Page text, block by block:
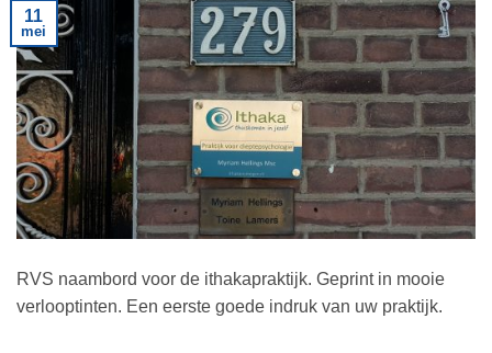
11
mei
RVS naambord voor de ithakapraktijk. Geprint in mooie
verlooptinten. Een eerste goede indruk van uw praktijk.